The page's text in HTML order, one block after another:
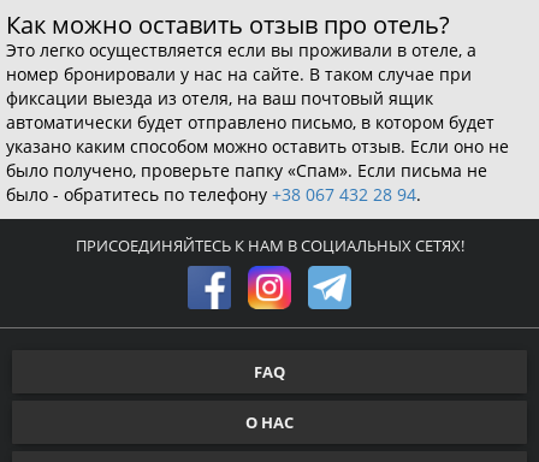
Как можно оставить отзыв про отель?
Это легко осуществляется если вы проживали в отеле, а
номер бронировали у нас на сайте. В таком случае при
фиксации выезда из отеля, на ваш почтовый ящик
автоматически будет отправлено письмо, в котором будет
указано каким способом можно оставить отзыв. Если оно не
было получено, проверьте папку «Спам». Если письма не
было - обратитесь по телефону +38 067 432 28 94.
ПРИСОЕДИНЯЙТЕСЬ К НАМ В СОЦИАЛЬНЫХ СЕТЯХ!
FAQ
О НАС